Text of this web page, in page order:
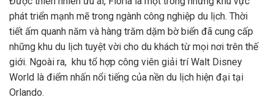
phát triển mạnh mẽ trong ngành công nghiệp du lịch. Thời
tiết ấm quanh năm và hàng trăm dặm bờ biển đã cung cấp
những khu du lịch tuyệt vời cho du khách từ mọi nơi trên thế
giới. Ngoài ra, khu tổ hợp công viên giải trí Walt Disney
World là điểm nhấn nổi tiếng của nền du lịch hiện đại tại
Orlando.